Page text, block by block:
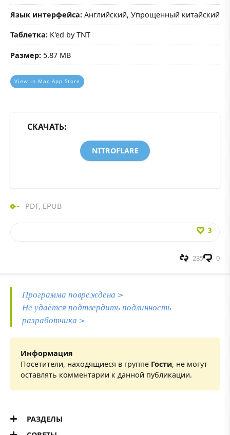
Язык интерфейса: Английский, Упрощенный китайский
Таблетка: K'ed by TNT
Размер: 5.87 MB
View in Mac App Store
СКАЧАТЬ:
NITROFLARE
PDF, EPUB
3
0
235
Программа повреждена >
Не удаётся подтвердить подлинность
разработчика >
Информация
Посетители, находящиеся в группе Гости, не могут
оставлять комментарии к данной публикации.
РАЗДЕЛЫ